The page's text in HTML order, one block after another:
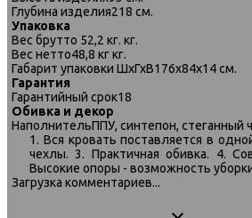
617 кровать 160х200 906 Велутто
Глубина изделия218 см.
Упаковка
Вес брутто 52,2 кг. кг.
Вес нетто48,8 кг кг.
Габарит упаковки ШхГхВ176х84х14 см.
Гарантия
Гарантийный срок18
Обивка и декор
НаполнительППУ, синтепон, стеганный
1. Вся кровать поставляется в
чехлы. 3. Практичная обивка. 4.
Высокие опоры - возможность
Загрузка комментариев...